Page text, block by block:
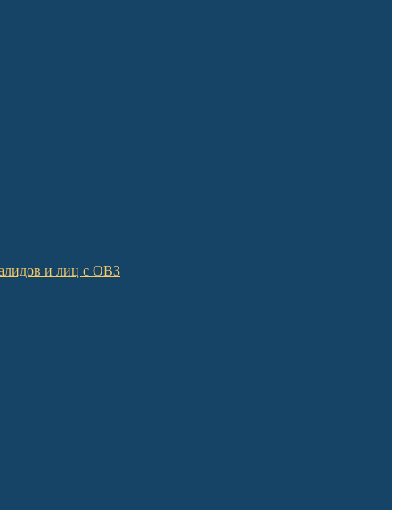
и лиц с ОВЗ